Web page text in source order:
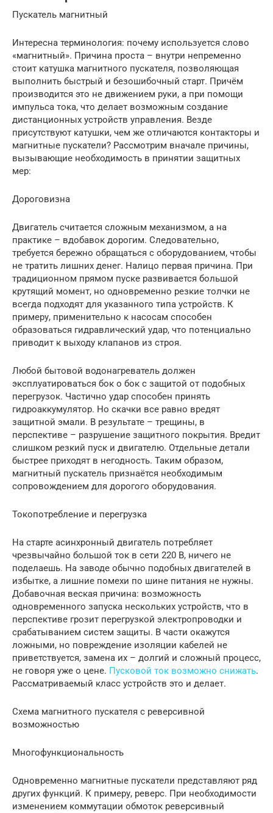
Пускатель магнитный
Интересна терминология: почему используется слово
«магнитный». Причина проста – внутри непременно
стоит катушка магнитного пускателя, позволяющая
выполнить быстрый и безошибочный старт. Причём
производится это не движением руки, а при помощи
импульса тока, что делает возможным создание
дистанционных устройств управления. Везде
присутствуют катушки, чем же отличаются контакторы и
магнитные пускатели? Рассмотрим вначале причины,
вызывающие необходимость в принятии защитных
мер:
Дороговизна
Двигатель считается сложным механизмом, а на
практике – вдобавок дорогим. Следовательно,
требуется бережно обращаться с оборудованием, чтобы
не тратить лишних денег. Налицо первая причина. При
традиционном прямом пуске развивается большой
крутящий момент, но одновременно резкие толчки не
всегда подходят для указанного типа устройств. К
примеру, применительно к насосам способен
образоваться гидравлический удар, что потенциально
приводит к выходу клапанов из строя.
Любой бытовой водонагреватель должен
эксплуатироваться бок о бок с защитой от подобных
перегрузок. Частично удар способен принять
гидроаккумулятор. Но скачки все равно вредят
защитной эмали. В результате – трещины, в
перспективе – разрушение защитного покрытия. Вредит
слишком резкий пуск и двигателю. Отдельные детали
быстрее приходят в негодность. Таким образом,
магнитный пускатель признаётся необходимым
сопровождением для дорогого оборудования.
Токопотребление и перегрузка
На старте асинхронный двигатель потребляет
чрезвычайно большой ток в сети 220 В, ничего не
поделаешь. На заводе обычно подобных двигателей в
избытке, а лишние помехи по шине питания не нужны.
Добавочная веская причина: возможность
одновременного запуска нескольких устройств, что в
перспективе грозит перегрузкой электропроводки и
срабатыванием систем защиты. В части окажутся
ложными, но повреждение изоляции кабелей не
приветствуется, замена их – долгий и сложный процесс,
не говоря уже о цене. Пусковой ток возможно снижать.
Рассматриваемый класс устройств это и делает.
Схема магнитного пускателя с реверсивной
возможностью
Многофункциональность
Одновременно магнитные пускатели представляют ряд
других функций. К примеру, реверс. При необходимости
изменением коммутации обмоток реверсивный